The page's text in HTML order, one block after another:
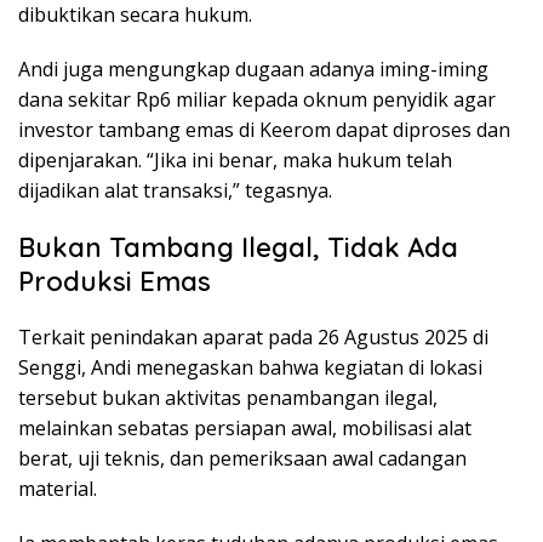
dibuktikan secara hukum.
Andi juga mengungkap dugaan adanya iming-iming
dana sekitar Rp6 miliar kepada oknum penyidik agar
investor tambang emas di Keerom dapat diproses dan
dipenjarakan. “Jika ini benar, maka hukum telah
dijadikan alat transaksi,” tegasnya.
Bukan Tambang Ilegal, Tidak Ada
Produksi Emas
Terkait penindakan aparat pada 26 Agustus 2025 di
Senggi, Andi menegaskan bahwa kegiatan di lokasi
tersebut bukan aktivitas penambangan ilegal,
melainkan sebatas persiapan awal, mobilisasi alat
berat, uji teknis, dan pemeriksaan awal cadangan
material.